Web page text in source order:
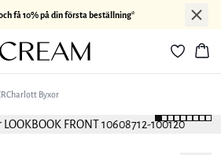
få 10% på din första beställning*
Byxor